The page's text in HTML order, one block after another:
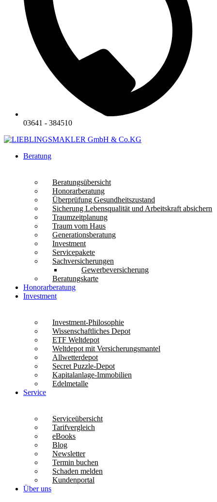
03641 - 384510
Beratung
Beratungsübersicht
Honorarberatung
Überprüfung Gesundheitszustand
Sicherung Lebensqualität und Arbeitskraft absichern
Traumzeitplanung
Traum vom Haus
Generationsberatung
Investment
Servicepakete
Sachversicherungen
Gewerbeversicherung
Beratungskarte
Honorarberatung
Investment
Investment-Philosophie
Wissenschaftliches Depot
ETF Weltdepot
Weltdepot mit Versicherungsmantel
Allwetterdepot
Secret Puzzle-Depot
Kapitalanlage-Immobilien
Edelmetalle
Service
Serviceübersicht
Tarifvergleich
eBooks
Blog
Newsletter
Termin buchen
Schaden melden
Kundenportal
Über uns